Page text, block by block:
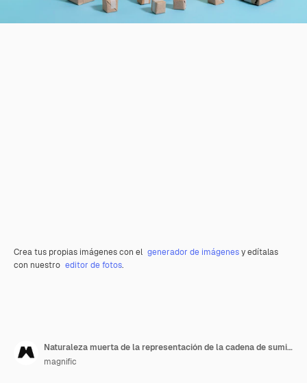
Crea tus propias imágenes con el generador de imágenesy edítalas
con nuestro editor de fotos.
Naturaleza muerta de la representación de la cadena de suministro
magnific